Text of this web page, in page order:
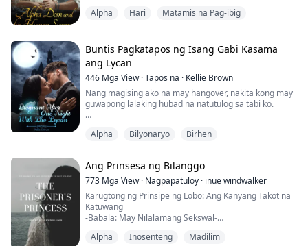
Ngunit nagkagulo ang lahat nang siya'y ma-inseminate
Biglang nagulo ang kanyang buhay nang lumabas ang
pagkakamali -- lalo na't si Sinclair ay hindi basta-bast...
Alpha Hari Matamis na Pag-ibig
Buntis Pagkatapos ng Isang Gabi Kasama
ang Lycan
446 Mga View·Tapos na · Kellie Brown
Nang magising ako na may hangover, nakita kong may
guwapong lalaking hubad na natutulog sa tabi ko.
walang lobo at walang amoy.
natutulog kasama ang aking kapatid.
Pumunta ako sa bar para magpakalasing, at
aksidenteng nagkaroon ng one-nig...
Alpha Bilyonaryo Birhen
Ang Prinsesa ng Bilanggo
773 Mga View· Nagpapatuloy · inue windwalker
Karugtong ng Prinsipe ng Lobo: Ang Kanyang Takot na
Katuwang
-Babala: May Nilalamang Sekswal-
Ang pangarap niya ay sundan ang yapak ng kanyang
Alpha Inosenteng Madilim